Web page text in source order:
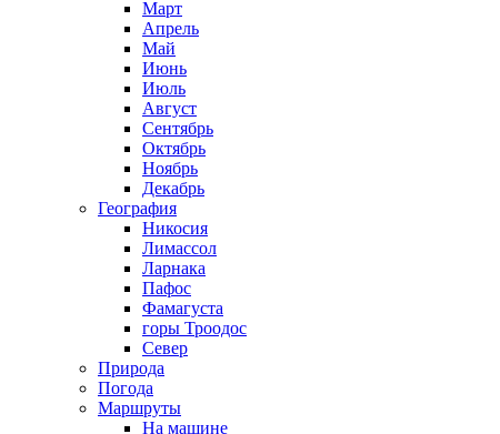
Март
Апрель
Май
Июнь
Июль
Август
Сентябрь
Октябрь
Ноябрь
Декабрь
География
Никосия
Лимассол
Ларнака
Пафос
Фамагуста
горы Троодос
Север
Природа
Погода
Маршруты
На машине